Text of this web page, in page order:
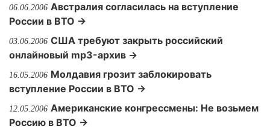
06.06.2006 Австралия согласилась на вступление
России в ВТО →
03.06.2006 США требуют закрыть российский
онлайновый mp3-архив →
16.05.2006 Молдавия грозит заблокировать
вступление России в ВТО →
12.05.2006 Американские конгрессмены: Не возьмем
Россию в ВТО →